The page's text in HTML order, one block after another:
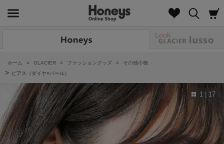
Look
ホーム > GLACIER > ファッショングッズ > その他小物
> ピアス（ダイヤ×パール）
1 | 17